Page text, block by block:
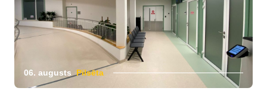
06. augusts Pilsēta